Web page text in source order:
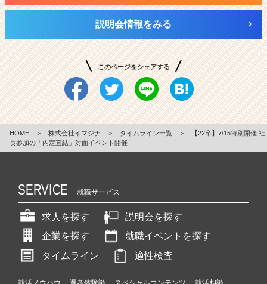
説明会情報をみる
このページをシェアする
HOME ＞ 株式会社イマジナ ＞ タイムライン一覧 ＞
【22卒】7/15特別開催 社
長参加の「内定直結」対面イベント開催
SERVICE 就職サービス
求人を探す
説明会を探す
企業を探す
就職イベントを探す
タイムライン
適性検査